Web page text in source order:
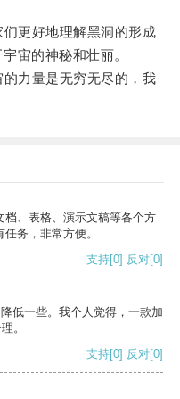
更好地理解黑洞的形成
宙的神秘和壮丽。
力量是无穷无尽的，我
、表格、演示文稿等各个方
务，非常方便。
支持[0] 反对[0]
低一些。我个人觉得，一款加
。
支持[0] 反对[0]